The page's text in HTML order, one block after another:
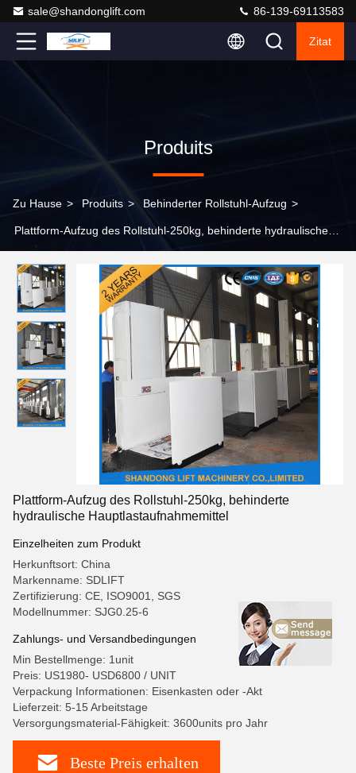
sale@shandonglift.com 86-139-69113583
Zitat
Produits
Zu Hause > Produits > Behinderter Rollstuhl-Aufzug >
Plattform-Aufzug des Rollstuhl-250kg, behinderte hydraulische
Plattform-Aufzug des Rollstuhl-250kg, behinderte
hydraulische Hauptlastaufnahmemittel
Einzelheiten zum Produkt
Herkunftsort: China
Markenname: SDLIFT
Zertifizierung: CE, ISO9001, SGS
Modellnummer: SJG0.25-6
Zahlungs- und Versandbedingungen
Min Bestellmenge: 1unit
Preis: US1980- USD6800 / UNIT
Verpackung Informationen: Eisenkasten oder -Akt
Lieferzeit: 5-15 Arbeitstage
Versorgungsmaterial-Fähigkeit: 3600units pro Jahr
Beste Preis erhalten